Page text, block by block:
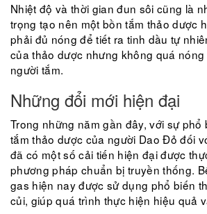
Nhiệt độ và thời gian đun sôi cũng là
trọng tạo nên một bồn tắm thảo dược
phải đủ nóng để tiết ra tinh dầu tự
của thảo dược nhưng không quá
người tắm.
Những đổi mới hiện đại
Trong những năm gần đây, với sự phổ
tắm thảo dược của người Dao Đỏ đối
đã có một số cải tiến hiện đại được
phương pháp chuẩn bị truyền thống.
gas hiện nay được sử dụng phổ biến
củi, giúp quá trình thực hiện hiệu quả